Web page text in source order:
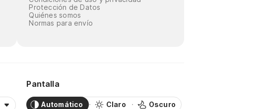
Protección de Datos
Quiénes somos
Normas para envío
Pantalla
Automático Claro Oscuro